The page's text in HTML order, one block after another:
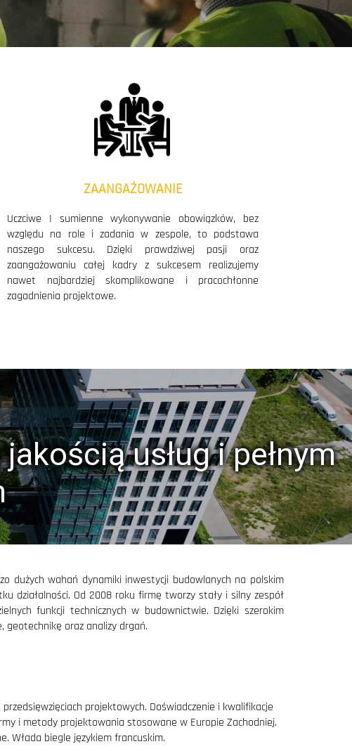
2019 Tekla BIM Awards,
o projekty warsztatowe wielkogabarytowych,
stalowych w sektorze budownictwa energetycznego
parametrycznego modelowania konstrukcji stalowych
oraz tworzenia dokładnych modeli, które zawierają
do wykorzystania w technologii BIM
stolicy Turkmenistanu: projekty koncepcyjne i wykonawcze
Zagranicznych oraz Banku Narodowego Halkbank
oddziału w Warszawie, którego dyrektorem zostaje Jakub
ZAANGAŻOWANIE
Uczciwe I sumienne wykonywanie obowiązków, bez
względu na role i zadania w zespole, to podstawa
naszego sukcesu. Dzięki prawdziwej pasji oraz
zaangażowaniu całej kadry z sukcesem realizujemy
nawet najbardziej skomplikowane i pracochłonne
zagadnienia projektowe.
usług i pełnym
dużych wahań dynamiki inwestycji budowlanych na polskim
działalności. Od 2008 roku firmę tworzy stały i silny zespół
funkcji technicznych w budownictwie. Dzięki szerokim
geotechnikę oraz analizy drgań.
projektowych. Doświadczenie i kwalifikacje
i metody projektowania stosowane w Europie Zachodniej.
Włada biegle językiem francuskim.